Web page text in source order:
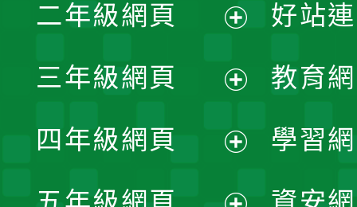
開
選
單
二年級網頁
開
選
單
三年級網頁
開
四年級網頁
好站
教育
學習